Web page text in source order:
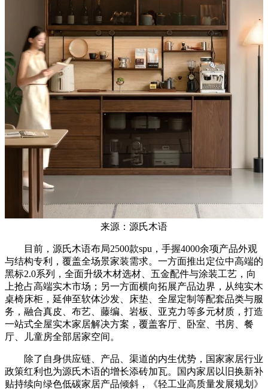
来源：源氏木语
目前，源氏木语布局2500款spu，手握4000余项产品外观
与结构专利，覆盖全场景家装需求。一方面推出定位中高端的
黑标2.0系列，全面升级木材选材、五金配件与涂装工艺，向
上抢占高端实木市场；另一方面横向拓展产品边界，从纯实木
桌椅床柜，延伸至软体沙发、床垫、全屋定制等配套品类与服
务，融合真皮、布艺、藤编、岩板、亚克力等多元材质，打造
一站式全屋实木家居解决方案，覆盖客厅、卧室、书房、餐
厅、儿童房全部居家空间。
除了自身供应链、产品、渠道的内生优势，国家家居行业
政策红利也为源氏木语的增长添砖加瓦。国内家居以旧换新补
贴持续向绿色低碳家居产品倾斜，《轻工业高质量发展规划》